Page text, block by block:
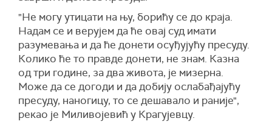
"Не могу утицати на њу, борићу се до краја.
Надам се и верујем да ће овај суд имати
разумевања и да ће донети осуђујућу пресуду.
Колико ће то правде донети, не знам. Казна
од три године, за два живота, је мизерна.
Може да се догоди и да добију ослабађајућу
пресуду, наногицу, то се дешавало и раније",
рекао је Миливојевић у Крагујевцу.